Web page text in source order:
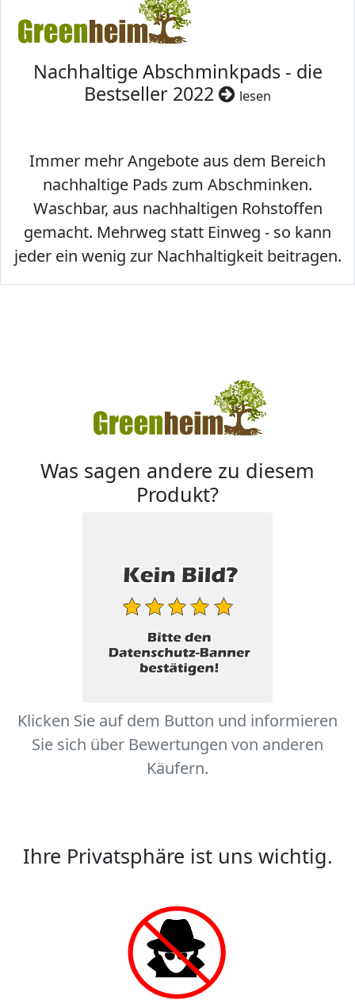
Nachhaltige Abschminkpads - die
Bestseller 2022
lesen
Immer mehr Angebote aus dem Bereich
nachhaltige Pads zum Abschminken.
Waschbar, aus nachhaltigen Rohstoffen
gemacht. Mehrweg statt Einweg - so kann
jeder ein wenig zur Nachhaltigkeit beitragen.
Was sagen andere zu diesem
Produkt?
Klicken Sie auf dem Button und informieren
Sie sich über Bewertungen von anderen
Käufern.
Ihre Privatsphäre ist uns wichtig.